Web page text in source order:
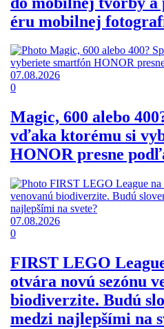
éru mobilnej
07.08.2026
0
Magic, 600 alebo
vďaka ktorému si
HONOR presne
07.08.2026
0
FIRST LEGO
otvára novú sezónu
biodiverzite. Budú
medzi najlepšími na